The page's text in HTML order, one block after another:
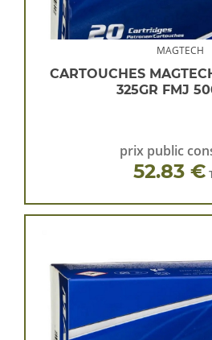
MAGTECH
CARTOUCHES
325GR FMJ
prix public
52.83 €